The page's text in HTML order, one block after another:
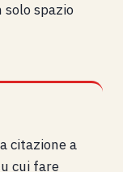
solo spazio
citazione a
cui fare